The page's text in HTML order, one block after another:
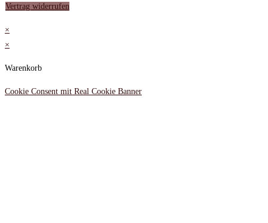
Vertrag widerrufen
×
×
Warenkorb
Cookie Consent mit Real Cookie Banner